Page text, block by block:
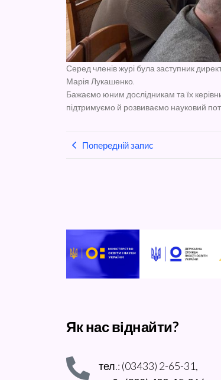
Серед членів журі була заступник
Марія Лукашенко.
Бажаємо юним дослідникам та їх
підтримуємо й розвиваємо науковий
Попередній запис
Як нас віднайти?
тел.: (03433) 2-65-31,